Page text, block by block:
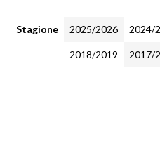
Stagione 2025/2026 2024/
2018/2019 2017/